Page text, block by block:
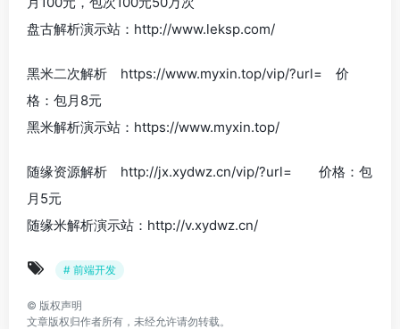
盘古解析演示站：http://www.leksp.com/
黑米二次解析 https://www.myxin.top/vip/?url= 价
格：包月8元
黑米解析演示站：https://www.myxin.top/
随缘资源解析 http://jx.xydwz.cn/vip/?url= 价格：包
月5元
随缘米解析演示站：http://v.xydwz.cn/
# 前端开发
© 版权声明
文章版权归作者所有，未经允许请勿转载。